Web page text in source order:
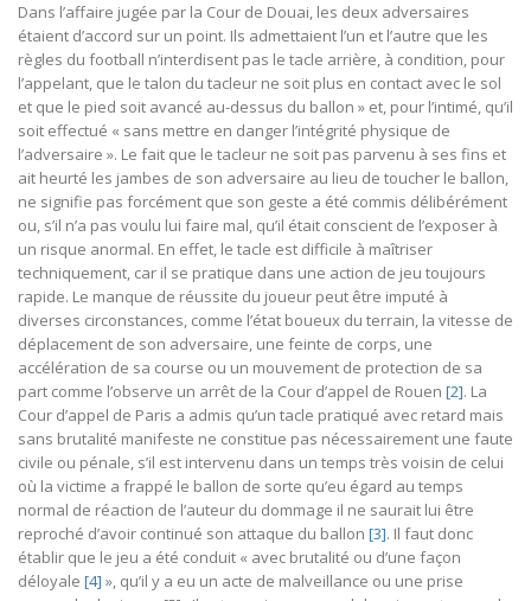
Dans l’affaire jugée par la Cour de Douai, les deux adversaires
étaient d’accord sur un point. Ils admettaient l’un et l’autre que les
règles du football n’interdisent pas le tacle arrière, à condition, pour
l’appelant, que le talon du tacleur ne soit plus en contact avec le sol
et que le pied soit avancé au-dessus du ballon » et, pour l’intimé, qu’il
soit effectué « sans mettre en danger l’intégrité physique de
l’adversaire ». Le fait que le tacleur ne soit pas parvenu à ses fins et
ait heurté les jambes de son adversaire au lieu de toucher le ballon,
ne signifie pas forcément que son geste a été commis délibérément
ou, s’il n’a pas voulu lui faire mal, qu’il était conscient de l’exposer à
un risque anormal. En effet, le tacle est difficile à maîtriser
techniquement, car il se pratique dans une action de jeu toujours
rapide. Le manque de réussite du joueur peut être imputé à
diverses circonstances, comme l’état boueux du terrain, la vitesse de
déplacement de son adversaire, une feinte de corps, une
accélération de sa course ou un mouvement de protection de sa
part comme l’observe un arrêt de la Cour d’appel de Rouen [2]. La
Cour d’appel de Paris a admis qu’un tacle pratiqué avec retard mais
sans brutalité manifeste ne constitue pas nécessairement une faute
civile ou pénale, s’il est intervenu dans un temps très voisin de celui
où la victime a frappé le ballon de sorte qu’eu égard au temps
normal de réaction de l’auteur du dommage il ne saurait lui être
reproché d’avoir continué son attaque du ballon [3]. Il faut donc
établir que le jeu a été conduit « avec brutalité ou d’une façon
déloyale [4] », qu’il y a eu un acte de malveillance ou une prise